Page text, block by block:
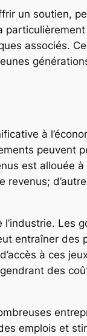
un soutien,
associés.
à
peuvent
est allouée à
Les
entraîner des
à ces
des
emplois et